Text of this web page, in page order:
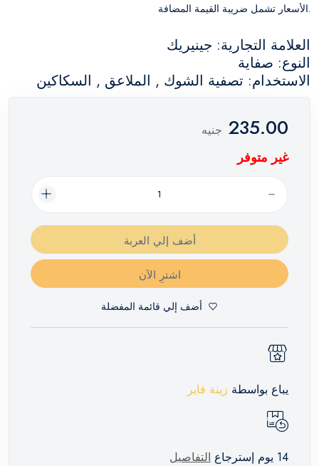
.الأسعار تشمل ضريبة القيمة المضافة
العلامة التجارية: جينيريك
النوع: صفاية
الاستخدام: تصفية الشوك , الملاعق , السكاكين
235.00 جنيه
غير متوفر
أضف إلي العربة
اشترِ الآن
أضف إلي قائمة المفضلة
يباع بواسطة زينة فاير
14 يوم إسترجاع التفاصيل